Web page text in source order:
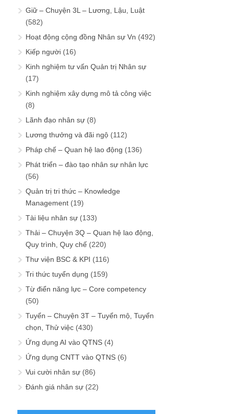
Giữ – Chuyện 3L – Lương, Lậu, Luật
(582)
Hoạt động cộng đồng Nhân sự Vn (492)
Kiếp người (16)
Kinh nghiệm tư vấn Quản trị Nhân sự
(17)
Kinh nghiệm xây dựng mô tả công việc
(8)
Lãnh đạo nhân sự (8)
Lương thưởng và đãi ngộ (112)
Pháp chế – Quan hệ lao động (136)
Phát triển – đào tạo nhân sự nhân lực
(56)
Quản trị tri thức – Knowledge
Management (19)
Tài liệu nhân sự (133)
Thải – Chuyện 3Q – Quan hệ lao động,
Quy trình, Quy chế (220)
Thư viện BSC & KPI (116)
Tri thức tuyển dụng (159)
Từ điển năng lực – Core competency
(50)
Tuyển – Chuyện 3T – Tuyển mộ, Tuyển
chọn, Thử việc (430)
Ứng dụng AI vào QTNS (4)
Ứng dụng CNTT vào QTNS (6)
Vui cười nhân sự (86)
Đánh giá nhân sự (22)